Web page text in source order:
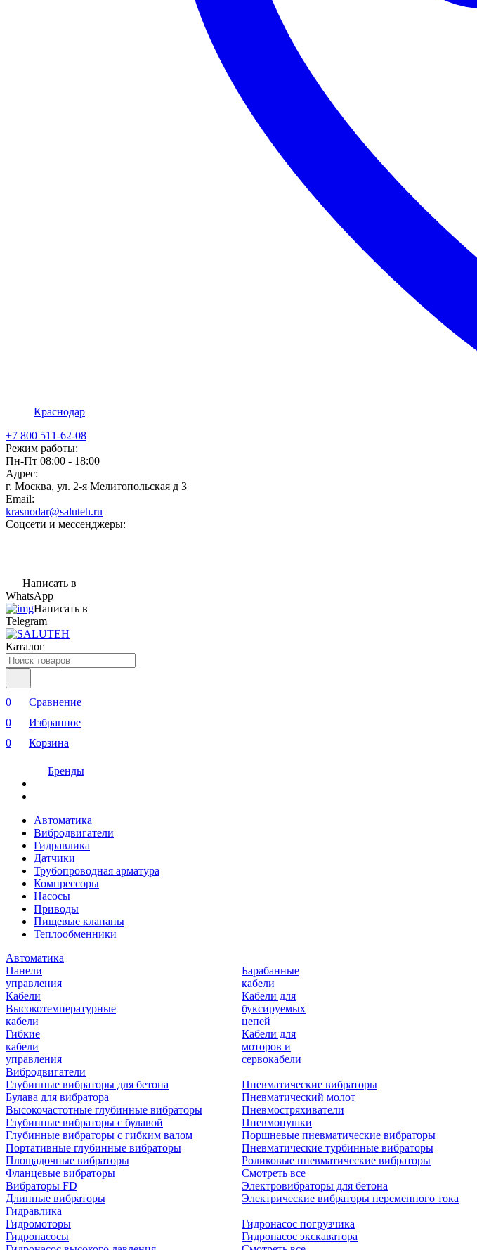
Краснодар
+7 800 511-62-08
Режим работы:
Пн-Пт 08:00 - 18:00
Адрес:
г. Москва, ул. 2-я Мелитопольская д 3
Email:
krasnodar@saluteh.ru
Соцсети и мессенджеры:
Написать в
WhatsApp
Написать в
Telegram
Каталог
0
Сравнение
0
Избранное
0
Корзина
Бренды
Автоматика
Вибродвигатели
Гидравлика
Датчики
Трубопроводная арматура
Компрессоры
Насосы
Приводы
Пищевые клапаны
Теплообменники
Автоматика
Панели
управления
Кабели
Высокотемпературные
кабели
Гибкие
кабели
управления
Барабанные
кабели
Кабели для
буксируемых
цепей
Кабели для
моторов и
сервокабели
Вибродвигатели
Глубинные вибраторы для бетона
Булава для вибратора
Высокочастотные глубинные вибраторы
Глубинные вибраторы с булавой
Глубинные вибраторы с гибким валом
Портативные глубинные вибраторы
Площадочные вибраторы
Фланцевые вибраторы
Вибраторы FD
Длинные вибраторы
Пневматические вибраторы
Пневматический молот
Пневмостряхиватели
Пневмопушки
Поршневые пневматические вибраторы
Пневматические турбинные вибраторы
Роликовые пневматические вибраторы
Смотреть все
Электровибраторы для бетона
Электрические вибраторы переменного тока
Гидравлика
Гидромоторы
Гидронасосы
Гидронасос погрузчика
Гидронасос экскаватора